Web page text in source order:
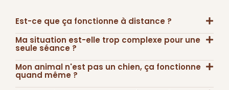
Est-ce que ça fonctionne à distance ?
Ma situation est-elle trop complexe pour une
seule séance ?
Mon animal n'est pas un chien, ça fonctionne
quand même ?